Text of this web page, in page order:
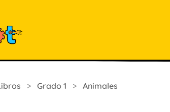
> Grado 1 > Animales